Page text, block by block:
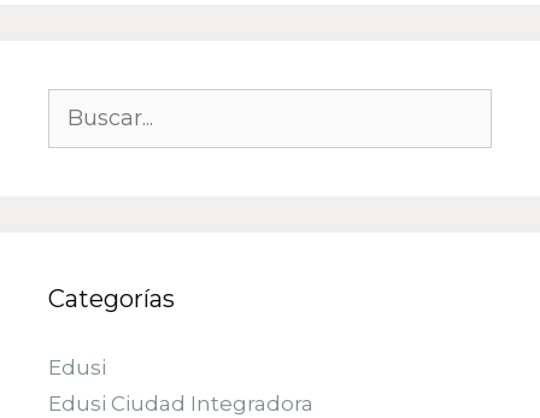
Categorías
Edusi
Edusi Ciudad Integradora